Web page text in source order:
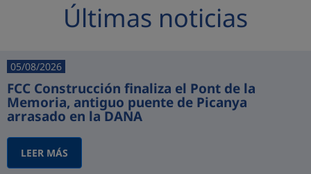
Últimas noticias
05/08/2026
FCC Construcción finaliza el Pont de la
Memoria, antiguo puente de Picanya
arrasado en la DANA
LEER MÁS